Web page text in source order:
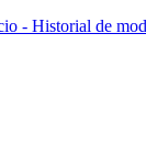
- Historial de